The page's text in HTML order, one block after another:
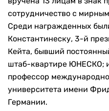
сотрудничество с
Среди награжденных
Константинеску, 3-й
Кейта, бывший
штаб-квартире ЮНЕСКО;
профессор
университета имени
Германии.